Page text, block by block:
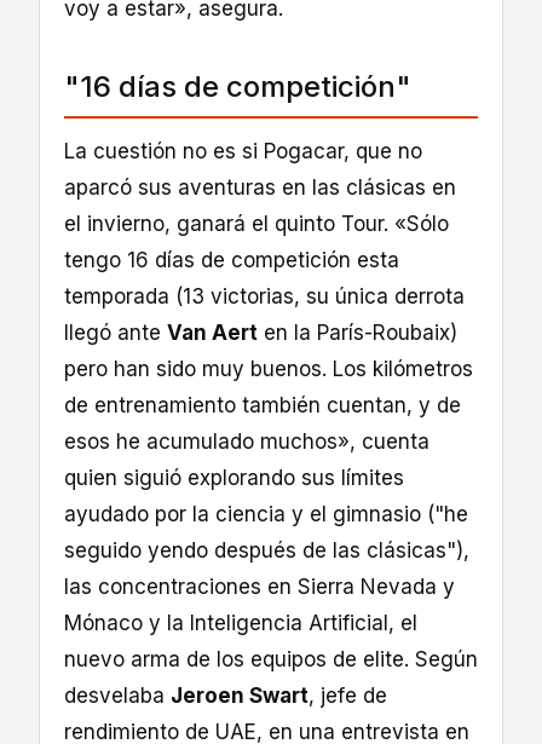
voy a estar», asegura.
"16 días de competición"
La cuestión no es si Pogacar, que no
aparcó sus aventuras en las clásicas en
el invierno, ganará el quinto Tour. «Sólo
tengo 16 días de competición esta
temporada (13 victorias, su única derrota
llegó ante Van Aert en la París-Roubaix)
pero han sido muy buenos. Los kilómetros
de entrenamiento también cuentan, y de
esos he acumulado muchos», cuenta
quien siguió explorando sus límites
ayudado por la ciencia y el gimnasio ("he
seguido yendo después de las clásicas"),
las concentraciones en Sierra Nevada y
Mónaco y la Inteligencia Artificial, el
nuevo arma de los equipos de elite. Según
desvelaba Jeroen Swart, jefe de
rendimiento de UAE, en una entrevista en